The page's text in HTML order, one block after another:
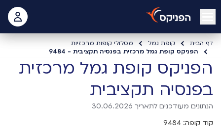
open mobile menu
דף הבית קופת גמל
מסלולי קופות מרכזיות
הפניקס קופת גמל מרכזית בפנסיה תקציבית - 9484
הפניקס קופת גמל מרכזית
בפנסיה תקציבית
הנתונים מעודכנים לתאריך 30.06.2026
קוד קופה: 9484